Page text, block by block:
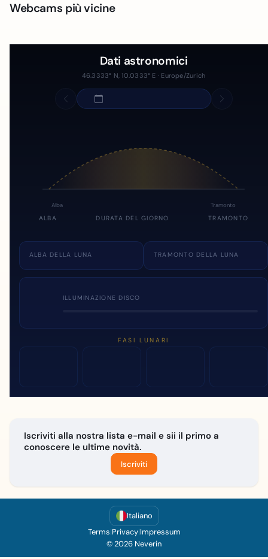
Webcams più vicine
Dati astronomici
46.3333° N, 10.0333° E · Europe/Zurich
Alba Tramonto
ALBA DURATA DEL GIORNO TRAMONTO
ALBA DELLA LUNA TRAMONTO DELLA LUNA
ILLUMINAZIONE DISCO
FASI LUNARI
Iscriviti alla nostra lista e-mail e sii il primo a
conoscere le ultime novità.
Iscriviti
Italiano
Terms|Privacy|Impressum
© 2026 Neverin